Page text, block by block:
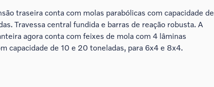
traseira conta com molas parabólicas com capacidade de
Travessa central fundida e barras de reação robusta. A
agora conta com feixes de mola com 4 lâminas
capacidade de 10 e 20 toneladas, para 6x4 e 8x4.